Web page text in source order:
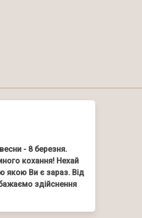
- 8 березня.
кохання! Нехай
якою Ви є зараз. Від
здійснення